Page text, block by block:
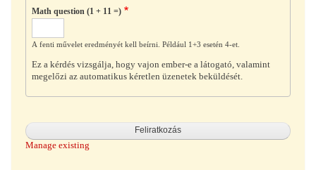
Math question (1 + 11 =)
A fenti művelet eredményét kell beírni. Például 1+3 esetén 4-et.
Ez a kérdés vizsgálja, hogy vajon ember-e a látogató, valamint
megelőzi az automatikus kéretlen üzenetek beküldését.
Manage existing